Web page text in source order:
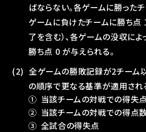
ばならない。各ゲームに勝った
ゲームに負けたチームに勝ち点
了を含む）、各ゲームの没収に
勝ち点 0 が与えられる。
全ゲームの勝敗記録が2チーム
の順序で更なる基準が適用され
① 当該チームの対戦での得失
② 当該チームの対戦での得点
③ 全試合の得失点